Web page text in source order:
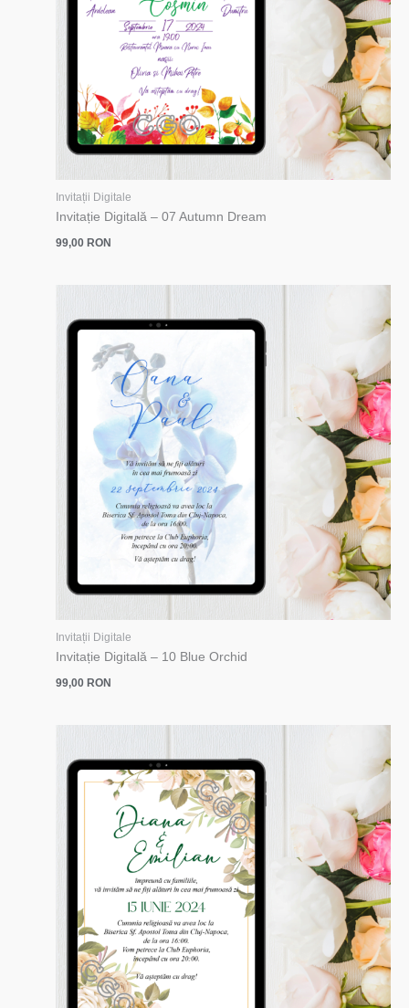
Invitații Digitale
Invitație Digitală – 07 Autumn Dream
99,00RON
Invitații Digitale
Invitație Digitală – 10 Blue Orchid
99,00RON